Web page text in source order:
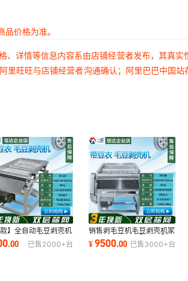
价格为准。
详情等信息内容系由店铺经营者发布，其真实
旺旺与店铺经营者沟通确认；阿里巴巴中国
】全自动毛豆剥壳机
豆去壳机生产厂家
.00 已售2000+台
销售剥毛豆机毛豆剥壳机家
用青豆去皮机小型商用剥豆
机豌豆剥皮机
¥9500.00 已售3000+台